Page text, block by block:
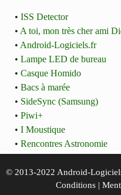
• ISS Detector
• A toi, mon très cher ami
• Android-Logiciels.fr
• Lampe LED de bureau
• Casque Homido
• Bacs à marée
• SideSync (Samsung)
• Piwi+
• I Moustique
• Rencontres Astronomie
© 2013-2022 Android-
Conditions |